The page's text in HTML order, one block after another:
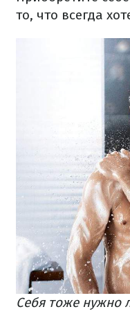
то, что всегда
Себя тоже нужно